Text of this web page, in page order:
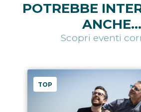
POTREBBE
ANCHE...
Scopri eventi
TOP